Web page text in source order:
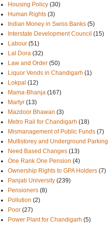
Housing Policy (30)
Human Rights (3)
Indian Money in Swiss Banks (5)
Interstate Development Council (15)
Labour (51)
Lal Dora (32)
Law and Order (50)
Liquor Vends in Chandigarh (1)
Lokpal (12)
Mama-Bhanja (167)
Martyr (13)
Mazdoor Bhawan (3)
Metro Rail for Chandigarh (18)
Mismanagement of Public Funds (7)
Multistorey and Underground Parking
Need Based Changes (13)
One Rank One Pension (4)
Ownership Rights to GPA Holders (7)
Panjab University (239)
Pensioners (8)
Pollution (2)
Poor (27)
Power Plant for Chandigarh (5)